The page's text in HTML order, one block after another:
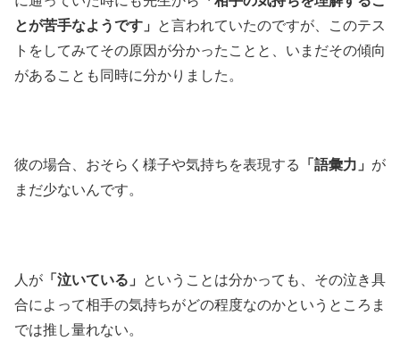
とが苦手なようです」
と言われていたのですが、このテス
トをしてみてその原因が分かったことと、いまだその傾向
があることも同時に分かりました。
彼の場合、おそらく様子や気持ちを表現する 「語彙力」 が
まだ少ないんです。
人が 「泣いている」
ということは分かっても、その泣き具
合によって相手の気持ちがどの程度なのかというところま
では推し量れない。